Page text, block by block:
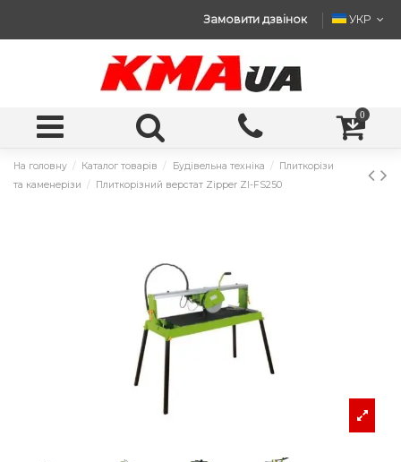
Замовити дзвінок УКР
0
На головну Каталог товарів Будівельна техніка
Плиткорізи
та каменерізи
Плиткорізний верстат Zipper ZI-FS250